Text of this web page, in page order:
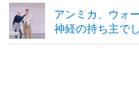
ショッピング
エンタメTOP
ライフ
アンミカ、ウォ
神経の持ち主で